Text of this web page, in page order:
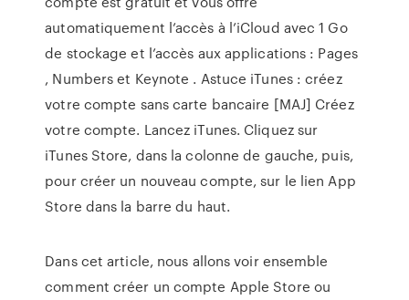
automatiquement l’accès à l’iCloud avec 1 Go
de stockage et l’accès aux applications : Pages
, Numbers et Keynote . Astuce iTunes : créez
votre compte sans carte bancaire [MAJ] Créez
votre compte. Lancez iTunes. Cliquez sur
iTunes Store, dans la colonne de gauche, puis,
pour créer un nouveau compte, sur le lien App
Store dans la barre du haut.
Dans cet article, nous allons voir ensemble
comment créer un compte Apple Store ou